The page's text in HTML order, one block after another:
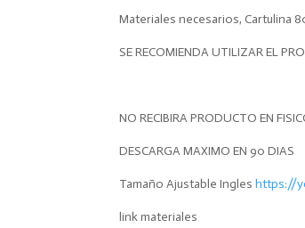
Materiales necesarios, Cartulina
SE RECOMIENDA UTILIZAR EL
NO RECIBIRA PRODUCTO EN
DESCARGA MAXIMO EN 90 DIAS
Tamaño Ajustable Ingleshttps://
link materiales